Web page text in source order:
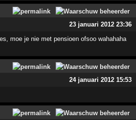
23 januari 2012 23:36
moe je nie met pensioen ofsoo wahahaha
24 januari 2012 15:53